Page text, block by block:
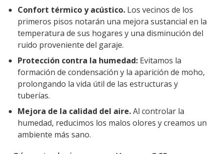
Confort térmico y acústico. Los vecinos de los
primeros pisos notarán una mejora sustancial en la
temperatura de sus hogares y una disminución del
ruido proveniente del garaje.
Protección contra la humedad: Evitamos la
formación de condensación y la aparición de moho,
prolongando la vida útil de las estructuras y
tuberías.
Mejora de la calidad del aire.Al controlar la
humedad, reducimos los malos olores y creamos un
ambiente más sano.